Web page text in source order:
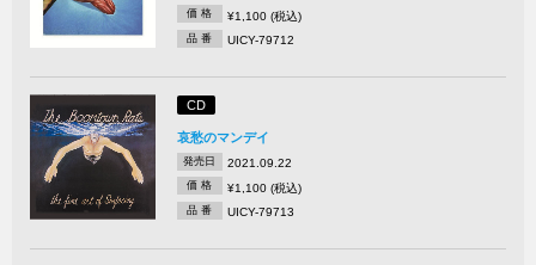
価 格 ¥1,100 (税込)
品 番 UICY-79712
CD
哀愁のマンデイ
発売日 2021.09.22
価 格 ¥1,100 (税込)
品 番 UICY-79713